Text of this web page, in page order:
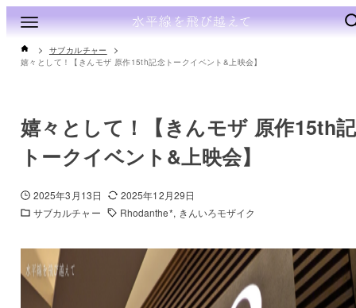
サブカルチャー
嬉々として！【きんモザ 原作15th記念トークイベント&上映会】
嬉々として！【きんモザ 原作15th
トークイベント&上映会】
2025年3月13日
2025年12月29日
サブカルチャー
Rhodanthe* きんいろモザイク